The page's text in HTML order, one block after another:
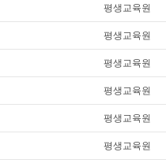
평생교육원
평생교육원
평생교육원
평생교육원
평생교육원
평생교육원